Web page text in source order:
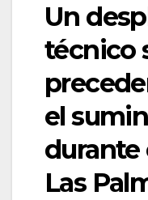
Un
técnico
el
durante
Las